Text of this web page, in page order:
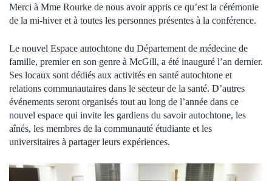
Merci à Mme Rourke de nous avoir appris ce qu’est la cérémonie
de la mi-hiver et à toutes les personnes présentes à la conférence.
Le nouvel Espace autochtone du Département de médecine de
famille, premier en son genre à McGill, a été inauguré l’an dernier.
Ses locaux sont dédiés aux activités en santé autochtone et
relations communautaires dans le secteur de la santé. D’autres
événements seront organisés tout au long de l’année dans ce
nouvel espace qui invite les gardiens du savoir autochtone, les
aînés, les membres de la communauté étudiante et les
universitaires à partager leurs expériences.